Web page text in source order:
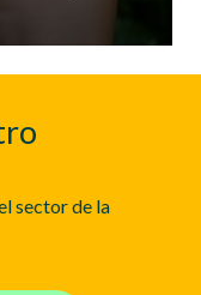
sector de la